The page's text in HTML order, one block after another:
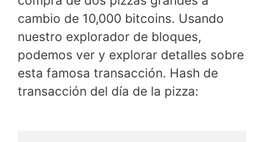
cambio de 10,000 bitcoins. Usando
nuestro explorador de bloques,
podemos ver y explorar detalles sobre
esta famosa transacción. Hash de
transacción del día de la pizza: